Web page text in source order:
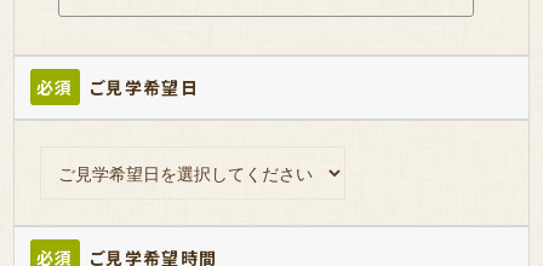
必須 ご見学希望日
必須 ご見学希望時間